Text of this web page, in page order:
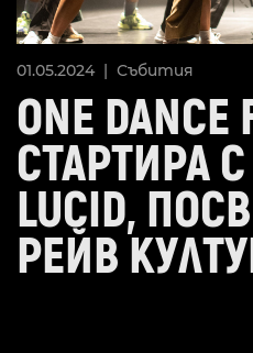
01.05.2024 | Събития
ONE DANCE
СТАРТИРА С
LUCID,
РЕЙВ